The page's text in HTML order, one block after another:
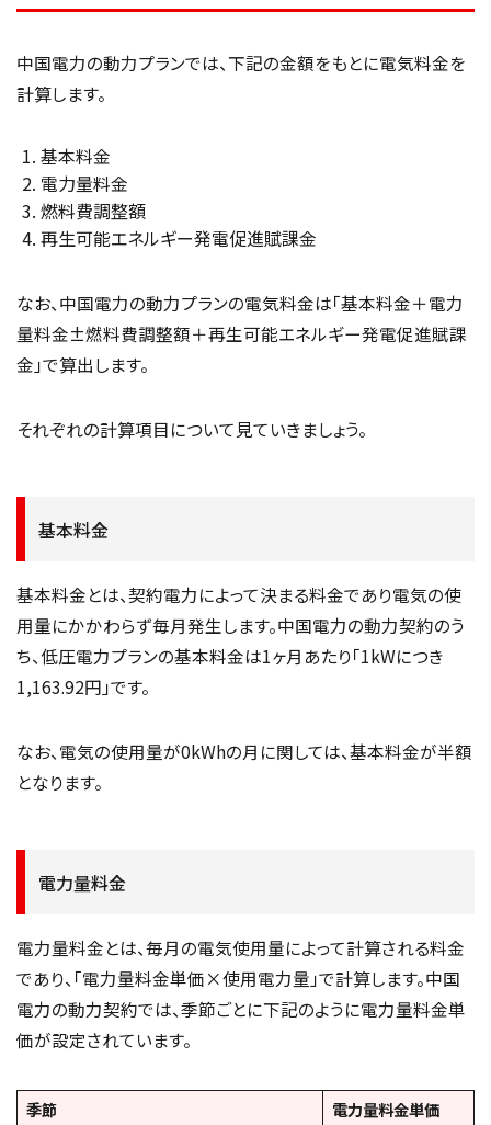
中国電力の動力プランでは、下記の金額をもとに電気料金を
計算します。
基本料金
電力量料金
燃料費調整額
再生可能エネルギー発電促進賦課金
なお、中国電力の動力プランの電気料金は「基本料金＋電力
量料金±燃料費調整額＋再生可能エネルギー発電促進賦課
金」で算出します。
それぞれの計算項目について見ていきましょう。
基本料金
基本料金とは、契約電力によって決まる料金であり電気の使
用量にかかわらず毎月発生します。中国電力の動力契約のう
ち、低圧電力プランの基本料金は1ヶ月あたり「1kWにつき
1,163.92円」です。
なお、電気の使用量が0kWhの月に関しては、基本料金が半額
となります。
電力量料金
電力量料金とは、毎月の電気使用量によって計算される料金
であり、「電力量料金単価×使用電力量」で計算します。中国
電力の動力契約では、季節ごとに下記のように電力量料金単
価が設定されています。
季節
電力量料金単価